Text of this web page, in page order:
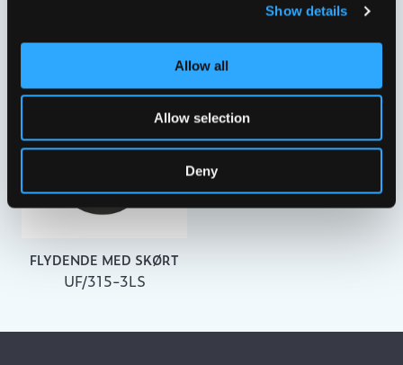
Show details
Allow all
Allow selection
Deny
UFR2020LS
FLYDENDE MED SKØRT
UF/315-3LS